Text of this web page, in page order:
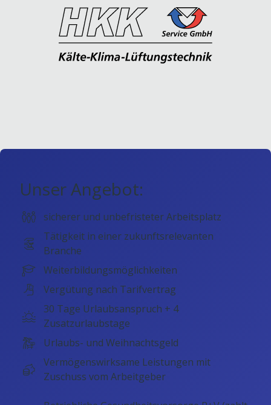
Unser Angebot:
sicherer und unbefristeter Arbeitsplatz
Tätigkeit in einer zukunftsrelevanten
Branche
Weiterbildungsmöglichkeiten
Vergütung nach Tarifvertrag
30 Tage Urlaubsanspruch + 4
Zusatzurlaubstage
Urlaubs- und Weihnachtsgeld
Vermögenswirksame Leistungen mit
Zuschuss vom Arbeitgeber